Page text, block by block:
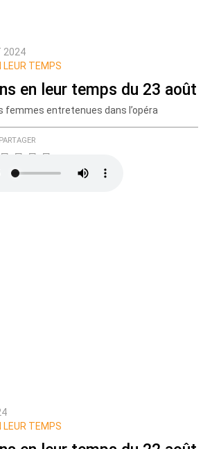
2024
LEUR TEMPS
en leur temps du 23 août
femmes entretenues dans l’opéra
PARTAGER
LEUR TEMPS